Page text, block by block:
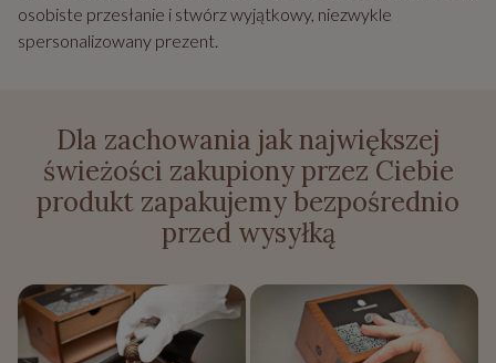
osobiste przesłanie i stwórz wyjątkowy, niezwykle
spersonalizowany prezent.
Dla zachowania jak największej
świeżości zakupiony przez Ciebie
produkt zapakujemy bezpośrednio
przed wysyłką